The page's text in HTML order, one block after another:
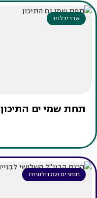
אדריכלות
תחת שמי ים התיכון
חומרים וטכנולוגיות